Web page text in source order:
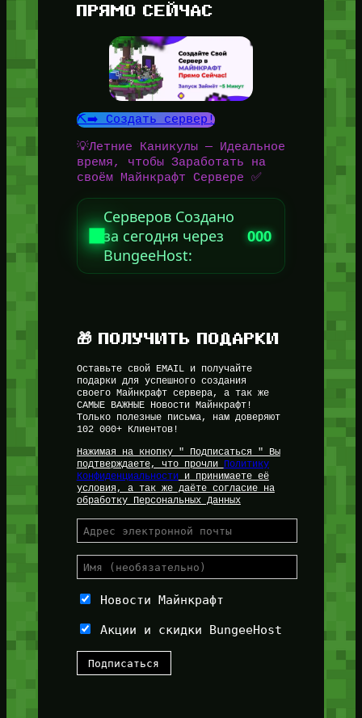
ПРЯМО СЕЙЧАС
⛏️➡️ Создать сервер!
💡Летние Каникулы — Идеальное
время, чтобы Заработать на
своём Майнкрафт Сервере ✅
Серверов Создано
за сегодня через
BungeeHost:
000
🎁 ПОЛУЧИТЬ ПОДАРКИ
Оставьте свой EMAIL и получайте
подарки для успешного создания
своего Майнкрафт сервера, а так же
САМЫЕ ВАЖНЫЕ Новости Майнкрафт!
Только полезные письма, нам доверяют
102 000+ Клиентов!
Нажимая на кнопку " Подписаться " Вы
подтверждаете, что прочли
Политику
Конфиденциальностии принимаете её
условия, а так же даёте согласие на
обработку Персональных Данных
Новости Майнкрафт
Акции и скидки BungeeHost